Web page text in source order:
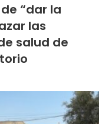
de “dar la
las
salud de